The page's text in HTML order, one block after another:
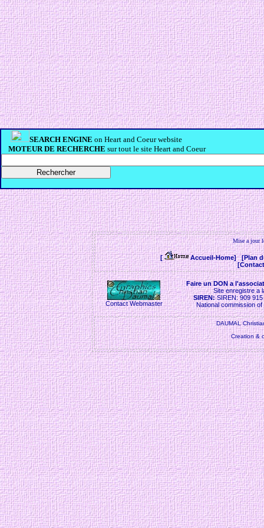
SEARCH ENGINE on Heart and Coeur website
MOTEUR DE RECHERCHE sur tout le site Heart and Coeur
Mise a jour
[ Accueil-Home] [Plan
Contact Webmaster
Faire un DON a
Site enregistre a
SIREN:SIREN: 909
National commission
DAUMAL
Creation &